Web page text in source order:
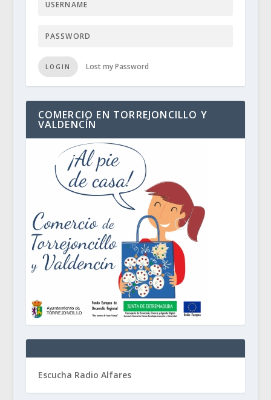
LOGIN Lost my Password
COMERCIO EN TORREJONCILLO Y
VALDENCÍN
Escucha Radio Alfares